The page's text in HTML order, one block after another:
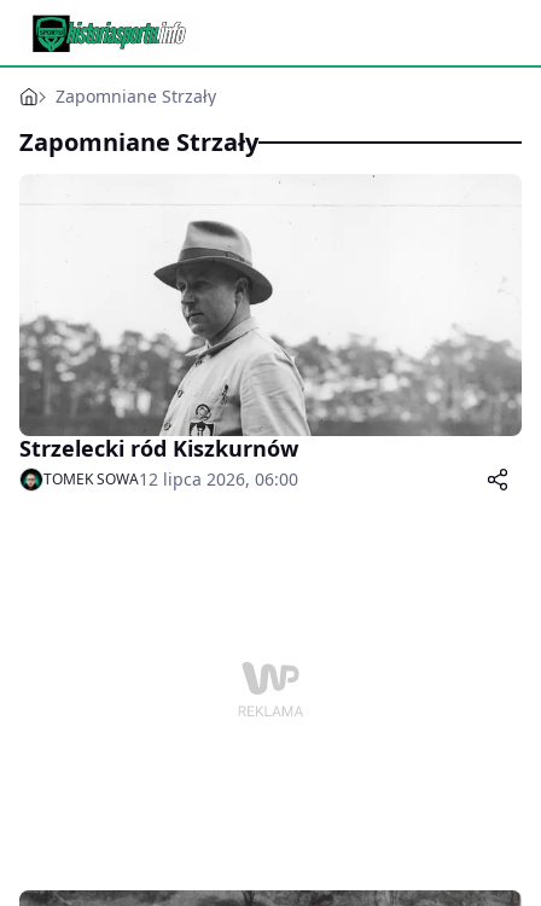
Zapomniane Strzały
Zapomniane Strzały
Strzelecki ród Kiszkurnów
TOMEK SOWA12 lipca 2026, 06:00